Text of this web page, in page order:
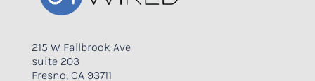
215 W Fallbrook Ave
suite 203
Fresno, CA 93711